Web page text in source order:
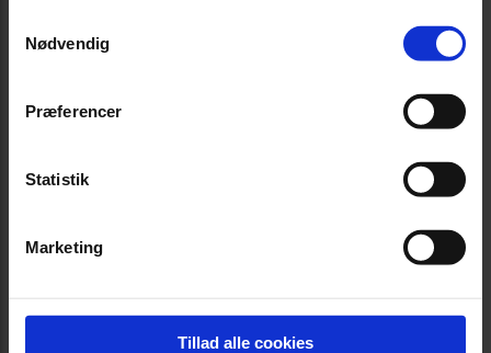
Nødvendig
Præferencer
Statistik
Marketing
Tillad alle cookies